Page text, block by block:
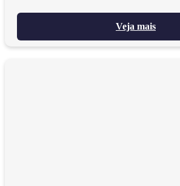
Veja mais